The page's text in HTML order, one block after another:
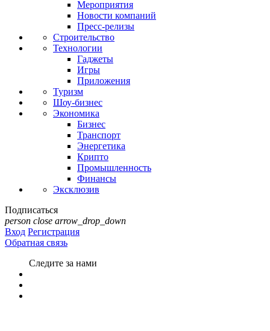
Мероприятия
Новости компаний
Пресс-релизы
Строительство
Технологии
Гаджеты
Игры
Приложения
Туризм
Шоу-бизнес
Экономика
Бизнес
Транспорт
Энергетика
Крипто
Промышленность
Финансы
Эксклюзив
Подписаться
person close arrow_drop_down
Вход Регистрация
Обратная связь
Следите за нами